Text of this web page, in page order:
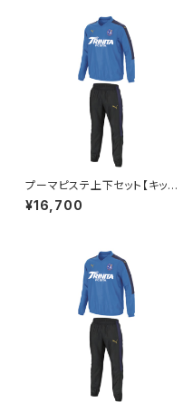
プーマピステ上下セット【キッズ1
30～160】※受注生産（納期約
2.5か月）
¥16,700